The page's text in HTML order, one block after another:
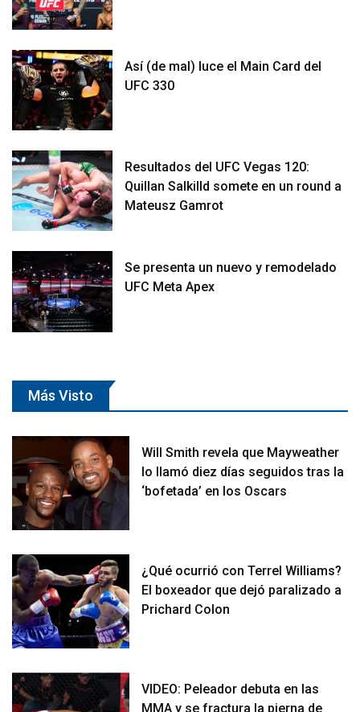
Así (de mal) luce el Main Card del
UFC 330
Resultados del UFC Vegas 120:
Quillan Salkilld somete en un round a
Mateusz Gamrot
Se presenta un nuevo y remodelado
UFC Meta Apex
Más Visto
Will Smith revela que Mayweather
lo llamó diez días seguidos tras la
‘bofetada’ en los Oscars
¿Qué ocurrió con Terrel Williams?
El boxeador que dejó paralizado a
Prichard Colon
VIDEO: Peleador debuta en las
MMA y se fractura la pierna de